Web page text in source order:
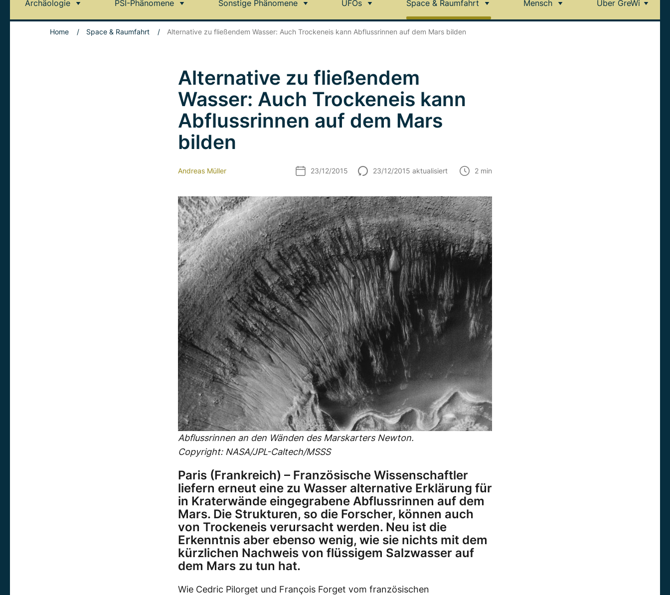
Archäologie PSI-Phänomene Sonstige Phänomene UFOs Space & Raumfahrt Mensch Über GreWi
Home / Space & Raumfahrt / Alternative zu fließendem Wasser: Auch Trockeneis kann Abflussrinnen auf dem Mars bilden
Alternative zu fließendem
Wasser: Auch Trockeneis kann
Abflussrinnen auf dem Mars
bilden
Andreas Müller 23/12/2015 23/12/2015 aktualisiert 2 min
Abflussrinnen an den Wänden des Marskarters Newton.
Copyright: NASA/JPL-Caltech/MSSS
Paris (Frankreich) – Französische Wissenschaftler
liefern erneut eine zu Wasser alternative Erklärung für
in Kraterwände eingegrabene Abflussrinnen auf dem
Mars. Die Strukturen, so die Forscher, können auch
von Trockeneis verursacht werden. Neu ist die
Erkenntnis aber ebenso wenig, wie sie nichts mit dem
kürzlichen Nachweis von flüssigem Salzwasser auf
dem Mars zu tun hat.
Wie Cedric Pilorget und François Forget vom französischen